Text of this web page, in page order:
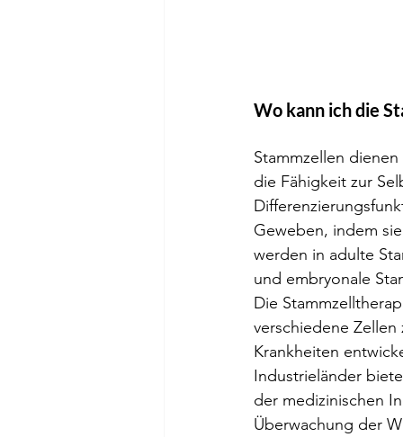
Wo kann ich die
Stammzellen
die Fähigkeit zur
Geweben, indem
werden in adulte
und embryonale
Die
verschiedene
Krankheiten
Industrieländer
der medizinischen
Überwachung der